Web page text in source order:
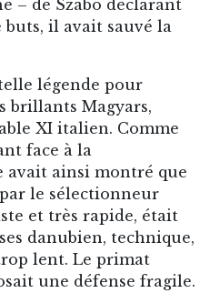
– de Szabó déclarant
buts, il avait sauvé la
légende pour
brillants Magyars,
XI italien. Comme
face à la
avait ainsi montré que
le sélectionneur
et très rapide, était
danubien, technique,
lent. Le primat
une défense fragile.